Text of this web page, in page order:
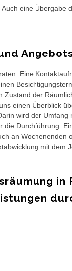
eine Übergabe
Eine
der
einen Überblick
wird der
Durchführung.
an
mit dem